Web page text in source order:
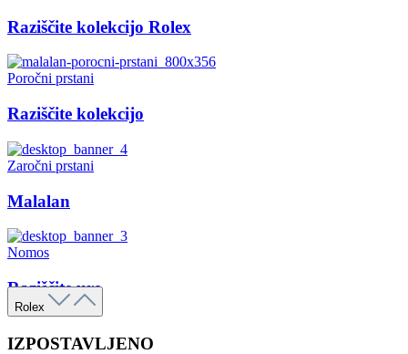
Raziščite kolekcijo Rolex
Poročni prstani
Raziščite kolekcijo
Zaročni prstani
Malalan
Nomos
Raziščite ure
Rolex
IZPOSTAVLJENO